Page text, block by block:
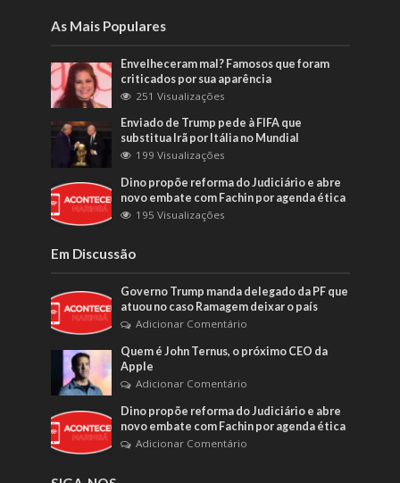
As Mais Populares
Envelheceram mal? Famosos que foram
criticados por sua aparência
251 Visualizações
Enviado de Trump pede à FIFA que
substitua Irã por Itália no Mundial
199 Visualizações
Dino propõe reforma do Judiciário e abre
novo embate com Fachin por agenda ética
195 Visualizações
Em Discussão
Governo Trump manda delegado da PF que
atuou no caso Ramagem deixar o país
Adicionar Comentário
Quem é John Ternus, o próximo CEO da
Apple
Adicionar Comentário
Dino propõe reforma do Judiciário e abre
novo embate com Fachin por agenda ética
Adicionar Comentário